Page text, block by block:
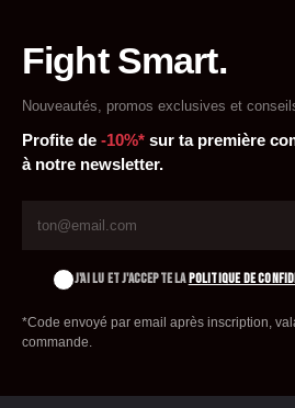
Fight Smart.
Nouveautés, promos exclusives et
Profite de -10%* sur ta première
à notre newsletter.
J'AI LU ET J'ACCEPTE LAPOLITIQUE DE
*Code envoyé par email après inscription,
commande.